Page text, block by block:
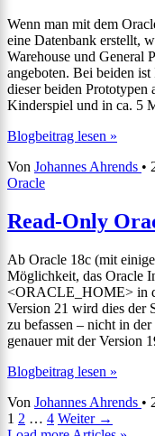
Wenn man mit dem
eine Datenbank erstellt,
Warehouse und General
angeboten. Bei beiden
dieser beiden Prototypen
Kinderspiel und in ca. 5
Lohnen
Datenbank
Templates
Blogbeitrag lesen »
Von Johannes Ahrends •
Oracle
Read-Only
Ab Oracle 18c (mit
Möglichkeit, das Oracle
<ORACLE_HOME> in
Version 21 wird dies der
zu befassen – nicht in
genauer mit der Version
Read-
Oracle
Home
Blogbeitrag lesen »
Von Johannes Ahrends •
1 2 … 4 Weiter →